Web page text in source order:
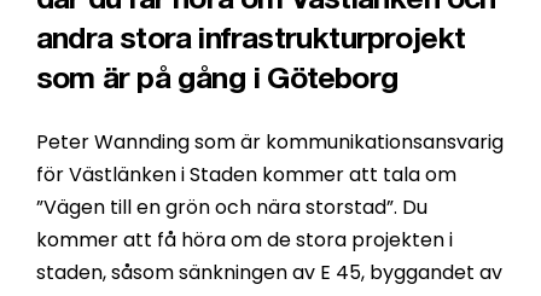
andra stora infrastrukturprojekt
som är på gång i Göteborg
Peter Wannding som är kommunikationsansvarig
för Västlänken i Staden kommer att tala om
”Vägen till en grön och nära storstad”. Du
kommer att få höra om de stora projekten i
staden, såsom sänkningen av E 45, byggandet av